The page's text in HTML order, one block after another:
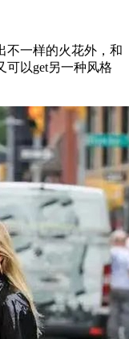
一样的火花外，和
可以get另一种风格